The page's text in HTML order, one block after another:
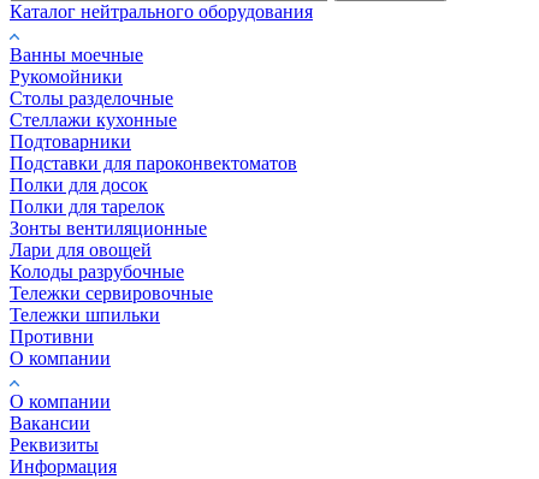
Каталог нейтрального оборудования
Ванны моечные
Рукомойники
Столы разделочные
Стеллажи кухонные
Подтоварники
Подставки для пароконвектоматов
Полки для досок
Полки для тарелок
Зонты вентиляционные
Лари для овощей
Колоды разрубочные
Тележки сервировочные
Тележки шпильки
Противни
О компании
О компании
Вакансии
Реквизиты
Информация